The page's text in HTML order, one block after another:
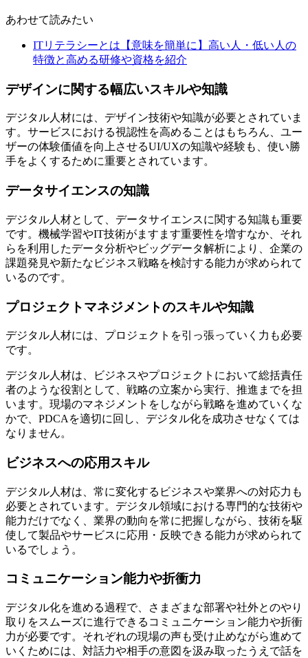
あわせて読みたい
ITリテラシーとは【意味を簡単に】高い人・低い人の
特徴と高める研修や資格を紹介
デザインに関する幅広いスキルや知識
デジタル人材には、デザイン技術や知識が必要とされていま
す。サービスにおける視認性を高めることはもちろん、ユー
ザーの体験価値を向上させるUI/UXの知識や経験も、使い勝
手をよくするために重要とされています。
データサイエンスの知識
デジタル人材として、データサイエンスに関する知識も重要
です。機械学習やIT技術がますます重要性を増すなか、それ
らを利用したデータ分析やビッグデータ解析により、企業の
課題発見や新たなビジネス戦略を検討する能力が求められて
いるのです。
プロジェクトマネジメントのスキルや知識
デジタル人材には、プロジェクトを引っ張っていく力も必要
です。
デジタル人材は、ビジネスやプロジェクトにおいて総括責任
者のような役割として、戦略の立案から実行、推進までを担
います。現場のマネジメントをしながら戦略を進めていくな
かで、PDCAを適切に回し、デジタル化を成功させなくては
なりません。
ビジネスへの応用スキル
デジタル人材は、常に変化するビジネスや業界への対応力も
必要とされています。デジタル領域における専門的な技術や
能力だけでなく、業界の動向を常に把握しながら、技術を駆
使して製品やサービスに応用・反映できる能力が求められて
いるでしょう。
コミュニケーション能力や折衝力
デジタル化を進める過程で、さまざまな部署や社外とのやり
取りをスムーズに進行できるコミュニケーション能力や折衝
力が必要です。それぞれの現場の声も受け止めながら進めて
いくためには、対話力や相手の意図を汲み取ったうえで話を